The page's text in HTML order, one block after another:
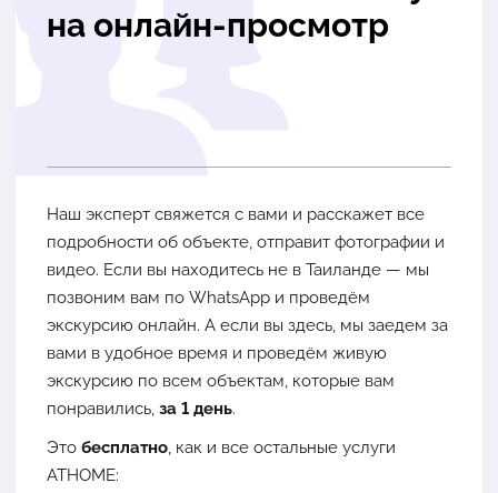
на онлайн-просмотр
Наш эксперт свяжется с вами и расскажет все
подробности об объекте, отправит фотографии и
видео. Если вы находитесь не в Таиланде — мы
позвоним вам по WhatsApp и проведём
экскурсию онлайн. А если вы здесь, мы заедем за
вами в удобное время и проведём живую
экскурсию по всем объектам, которые вам
понравились, за 1 день.
Это бесплатно , как и все остальные услуги
ATHOME: